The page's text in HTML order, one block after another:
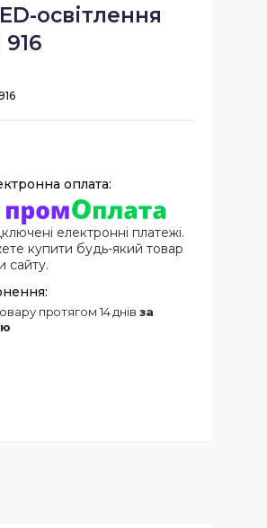
освітлення
електронні платежі.
купити будь-який товар
сайту.
протягом 14 днів за